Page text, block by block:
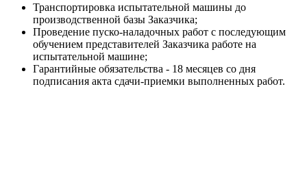
Транспортировка испытательной машины до
производственной базы Заказчика;
Проведение пуско-наладочных работ с последующим
обучением представителей Заказчика работе на
испытательной машине;
Гарантийные обязательства - 18 месяцев со дня
подписания акта сдачи-приемки выполненных работ.